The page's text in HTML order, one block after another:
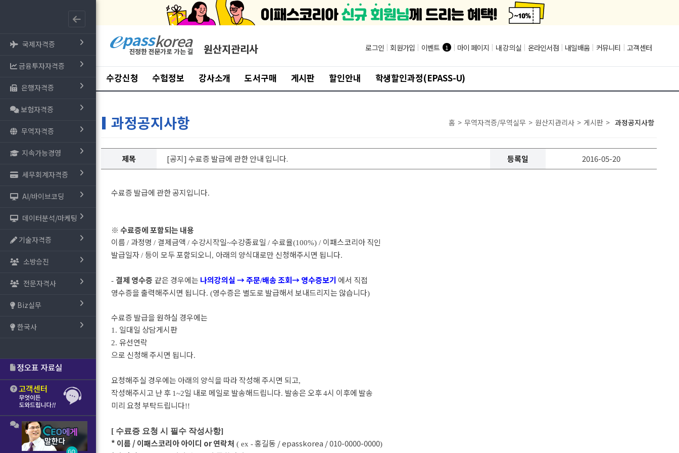
국제자격증
금융투자자격증
은행자격증
보험자격증
무역자격증
지속가능경영
세무회계자격증
AI/바이브코딩
데이터분석/마케팅
기술자격증
소방승진
전문자격사
Biz실무
한국사
원산지관리사 로그인 | 회원가입 | 이벤트 1 | 마이 페이지 | 내 강의실 | 온라인서점 | 내일배움 | 커뮤니티 | 고객센터
수강신청 수험정보 강사소개 도서구매 게시판 할인안내 학생할인과정(EPASS-U)
과정공지사항 홈 > 무역자격증/무역실무 > 원산지관리사 > 게시판 > 과정공지사항
제목 [공지] 수료증 발급에 관한 안내 입니다. 등록일 2016-05-20
수료증 발급에 관한 공지입니다.
※ 수료증에 포함되는 내용
이름 / 과정명 / 결제금액 / 수강시작일~수강종료일 / 수료율(100%) / 이패스코리아 직인
발급일자/ 등이 모두 포함되오니, 아래의 양식대로만 신청해주시면 됩니다.
- 결제 영수증 같은 경우에는 나의강의실 →주문/배송 조회→영수증보기 에서 직접
영수증을 출력해주시면 됩니다. (영수증은 별도로 발급해서 보내드리지는 않습니다)
수료증 발급을 원하실 경우에는
1. 일대일 상담게시판
2. 유선연락
으로 신청해 주시면 됩니다.
요청해주실 경우에는 아래의 양식을 따라 작성해 주시면 되고,
작성해주시고 난 후 1~2일 내로 메일로 발송해드립니다. 발송은 오후4시 이후에 발송
미리 요청 부탁드립니다!!
[ 수료증 요청 시 필수 작성사항]
* 이름 / 이패스코리아 아이디 or 연락처 ( ex -홍길동 / epasskorea / 010-0000-0000)